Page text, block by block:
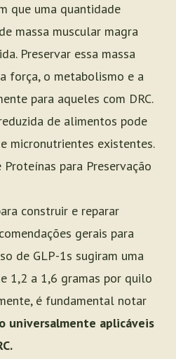
que uma quantidade
massa muscular magra
Preservar essa massa
força, o metabolismo e a
para aqueles com DRC.
de alimentos pode
micronutrientes existentes.
para Preservação
construir e reparar
gerais para
de GLP-1s sugiram uma
1,2 a 1,6 gramas por quilo
é fundamental notar
universalmente aplicáveis